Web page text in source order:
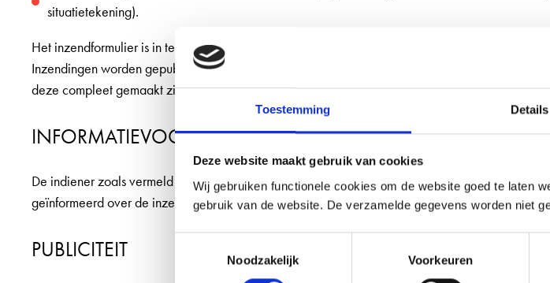
Toestemming Details
Deze website maakt gebruik van cookies
Wij gebruiken functionele cookies om de website goed te laten
gebruik van de website. De verzamelde gegevens worden niet
Noodzakelijk
Voorkeuren
situatietekening).
Het inzendformulier is in te invullen op de website van MOOI Noord-Holland. De
Inzendingen worden gepubliceerd op de website van MOOI Noord-Holland. MOOI Noord-
deze compleet gemaakt zijn.
INFORMATIEVOORZIENING
De indiener zoals vermeld op het inzendformulier is de contactpersoon voor MOOI Noord-
geïnformeerd over de inzending en zij moeten zich daarmee akkoord hebben verklaard. De
PUBLICITEIT